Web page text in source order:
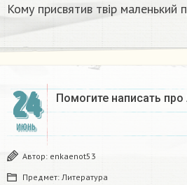
Кому присвятив твір маленький
24
ИЮНЬ
Помогите написать
Автор: enkaenot53
Предмет: Литература